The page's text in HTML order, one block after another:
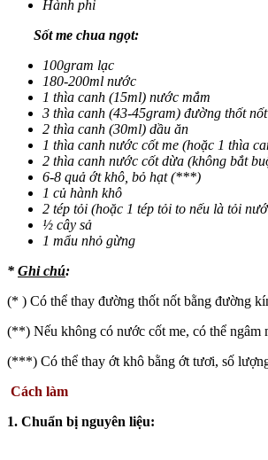
Hành phi
Sốt me chua ngọt:
100gram lạc
180-200ml nước
1 thìa canh (15ml) nước mắm
3 thìa canh (43-45gram) đường thốt
2 thìa canh (30ml) dầu ăn
1 thìa canh nước cốt me (hoặc 1 thìa
2 thìa canh nước cốt dừa (không bắt
6-8 quả ớt khô, bỏ hạt (***)
1 củ hành khô
2 tép tỏi (hoặc 1 tép tỏi to nếu là tỏi
½ cây sả
1 mẩu nhỏ gừng
* Ghi chú:
(* ) Có thể thay đường thốt nốt bằng đường
(**) Nếu không có nước cốt me, có thể ngâm
(***) Có thể thay ớt khô bằng ớt tươi, số
Cách làm
1. Chuẩn bị nguyên liệu: